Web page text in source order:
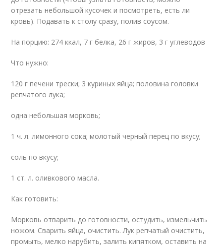
отрезать небольшой кусочек и посмотреть, есть ли
кровь). Подавать к столу сразу, полив соусом.
На порцию: 274 ккал, 7 г белка, 26 г жиров, 3 г углеводов
Что нужно:
120 г печени трески; 3 куриных яйца; половина головки
репчатого лука;
одна небольшая морковь;
1 ч. л. лимонного сока; молотый черный перец по вкусу;
соль по вкусу;
1 ст. л. оливкового масла.
Как готовить:
Морковь отварить до готовности, остудить, измельчить
ножом. Сварить яйца, очистить. Лук репчатый очистить,
промыть, мелко нарубить, залить кипятком, оставить на